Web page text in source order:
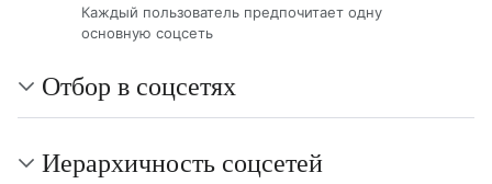
Каждый пользователь предпочитает одну
основную соцсеть
Отбор в соцсетях
Иерархичность соцсетей